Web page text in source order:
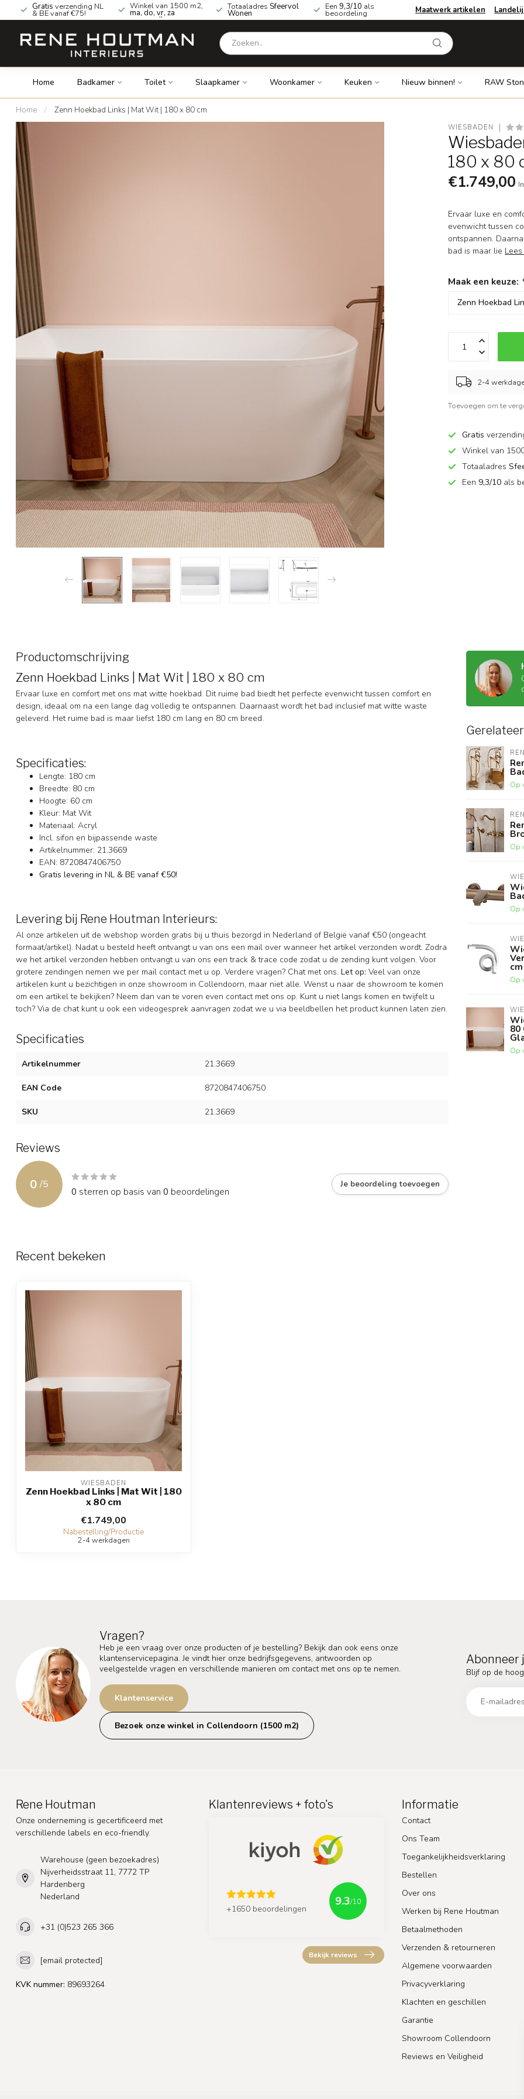
Gratis verzending NL
& BE vanaf €75!
Winkel van 1500 m2,
ma, do, vr, za
geopend!
Totaaladres Sfeervol
Wonen
Een 9,3/10 als
beoordeling Maatwerk artikelen
Home Badkamer Toilet Slaapkamer Woonkamer Keuken Nieuw binnen! RAW
Home / Zenn Hoekbad Links | Mat Wit | 180 x 80 cm
WIESBADEN
180 x 80
€1.749,00
Ervaar luxe en
evenwicht tussen
ontspannen.
bad is maar lie
Maak een keuze:
2-4
Toevoegen om te
Gratis
Winkel van
Totaaladres
Een 9,3/10 als
Productomschrijving
Zenn Hoekbad Links | Mat Wit | 180 x 80 cm
Ervaar luxe en comfort met ons mat witte hoekbad. Dit ruime bad biedt het perfecte evenwicht tussen comfort en
design, ideaal om na een lange dag volledig te ontspannen. Daarnaast wordt het bad inclusief mat witte waste
geleverd. Het ruime bad is maar liefst 180 cm lang en 80 cm breed.
Specificaties:
Lengte: 180 cm
Breedte: 80 cm
Hoogte: 60 cm
Kleur: Mat Wit
Materiaal: Acryl
Incl. sifon en bijpassende waste
Artikelnummer: 21.3669
EAN: 8720847406750
Gratis levering in NL & BE vanaf €50!
Levering bij Rene Houtman Interieurs:
Al onze artikelen uit de webshop worden gratis bij u thuis bezorgd in Nederland of België vanaf €50 (ongeacht
formaat/artikel). Nadat u besteld heeft ontvangt u van ons een mail over wanneer het artikel verzonden wordt. Zodra
we het artikel verzonden hebben ontvangt u van ons een track & trace code zodat u de zending kunt volgen. Voor
grotere zendingen nemen we per mail contact met u op. Verdere vragen? Chat met ons. Let op: Veel van onze
artikelen kunt u bezichtigen in onze showroom in Collendoorn, maar niet alle. Wenst u naar de showroom te komen
om een artikel te bekijken? Neem dan van te voren even contact met ons op. Kunt u niet langs komen en twijfelt u
toch? Via de chat kunt u ook een videogesprek aanvragen zodat we u via beeldbellen het product kunnen laten zien.
Specificaties
Artikelnummer 21.3669
EAN Code 8720847406750
SKU 21.3669
Reviews
0 /5
0 sterren op basis van 0 beoordelingen
Je beoordeling toevoegen
Op
Op
Op
cm
Op
80
Op
Recent bekeken
WIESBADEN
Zenn Hoekbad Links | Mat Wit | 180
x 80 cm
€1.749,00
Nabestelling/Productie
2-4 werkdagen
Vragen?
Heb je een vraag over onze producten of je bestelling? Bekijk dan ook eens onze
klantenservicepagina. Je vindt hier onze bedrijfsgegevens, antwoorden op
veelgestelde vragen en verschillende manieren om contact met ons op te nemen.
Klantenservice
Bezoek onze winkel in Collendoorn (1500 m2)
Abonneer
Blijf op de
Rene Houtman
Onze onderneming is gecertificeerd met
verschillende labels en eco-friendly.
Warehouse (geen bezoekadres)
Nijverheidsstraat 11, 7772 TP
Hardenberg
Nederland
+31 (0)523 265 366
[email protected]
KVK nummer: 89693264
Klantenreviews + foto's
+1650 beoordelingen
9.3/10
Bekijk reviews
Informatie
Contact
Ons Team
Toegankelijkheidsverklaring
Bestellen
Over ons
Werken bij Rene Houtman
Betaalmethoden
Verzenden & retourneren
Algemene voorwaarden
Privacyverklaring
Klachten en geschillen
Garantie
Showroom Collendoorn
Reviews en Veiligheid